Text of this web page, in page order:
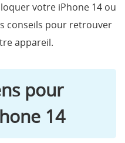
votre iPhone 14 ou
conseils pour retrouver
appareil.
pour
14